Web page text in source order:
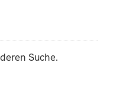
Suche.